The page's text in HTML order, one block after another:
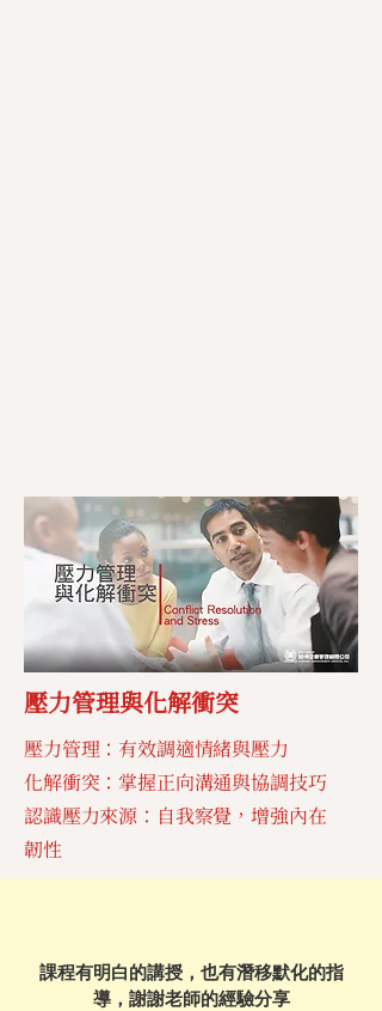
壓力管理與化解衝突
壓力管理：有效調適情緒與壓力
化解衝突：掌握正向溝通與協調技巧
認識壓力來源：自我察覺，增強內在
韌性
課程有明白的講授，也有潛移默化的指
導，謝謝老師的經驗分享